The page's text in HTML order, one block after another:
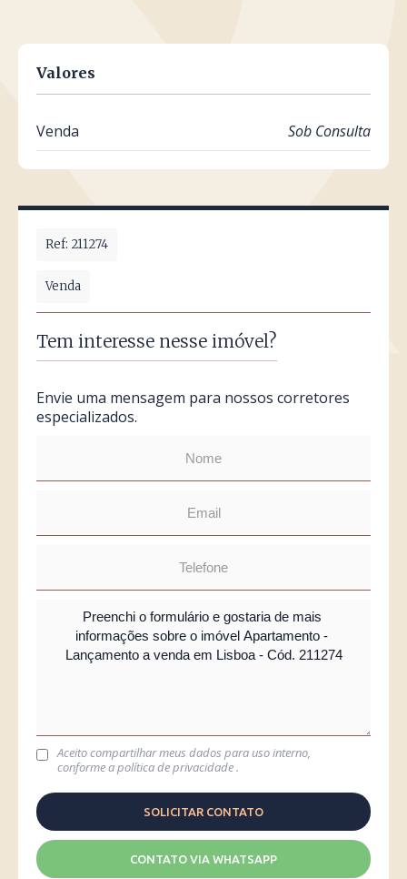
Valores
Venda Sob Consulta
Ref: 211274
Venda
Tem interesse nesse imóvel?
Envie uma mensagem para nossos corretores
especializados.
Aceito compartilhar meus dados para uso interno,
conforme apolítica de privacidade.
CONTATO VIA WHATSAPP